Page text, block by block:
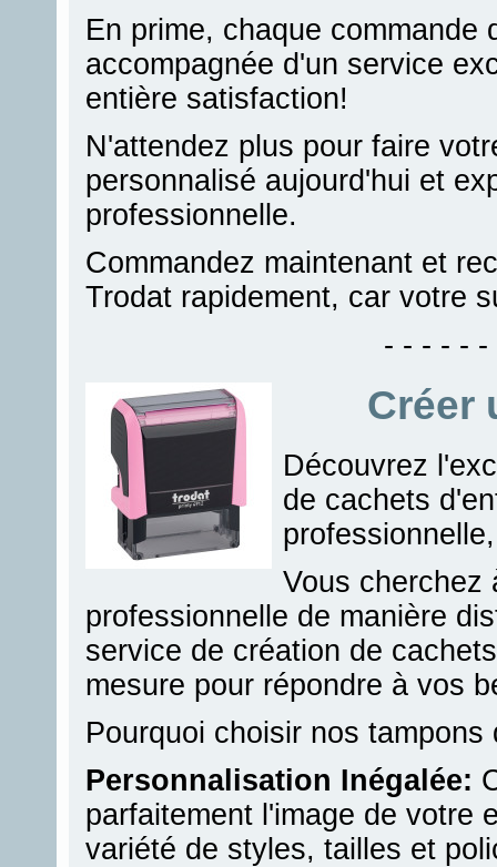
En prime, chaque commande
accompagnée d'un service
entière satisfaction!
N'attendez plus pour faire
personnalisé aujourd'hui et
professionnelle.
Commandez maintenant et
Trodat rapidement, car votre
- - - - -
Créer
Découvrez
de cachets
Vous cherchez
professionnelle de manière
service de création de
mesure pour répondre à vos
Pourquoi choisir nos tampons
Personnalisation Inégalée:
parfaitement l'image de votre
variété de styles, tailles et